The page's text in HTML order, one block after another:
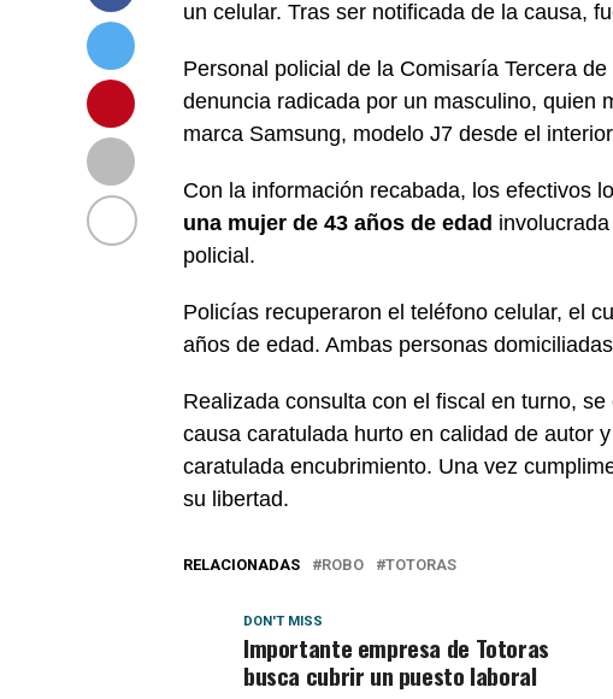
un celular. Tras ser notificada de la causa,
Personal policial de la Comisaría Tercera
denuncia radicada por un masculino, quien
marca Samsung, modelo J7 desde el
Con la información recabada, los efectivos
una mujer de 43 años de edad
policial.
Policías recuperaron el teléfono celular, el
años de edad. Ambas personas
Realizada consulta con el fiscal en turno,
causa caratulada hurto en calidad de autor
caratulada encubrimiento. Una vez
su libertad.
RELACIONADAS ROBO TOTORAS
DON'T MISS
Importante empresa de Totoras
busca cubrir un puesto laboral